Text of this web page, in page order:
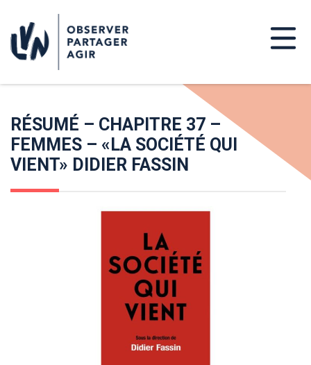
RÉSUMÉ – CHAPITRE 37 –
FEMMES – «LA SOCIÉTÉ QUI
VIENT» DIDIER FASSIN